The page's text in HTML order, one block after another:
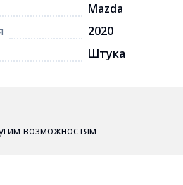
Mazda
2020
Штука
возможностям